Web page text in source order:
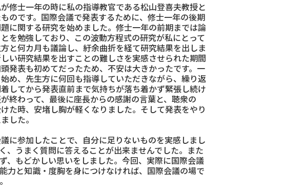
修士一年の時に私の指導教官である松山登喜夫教授と
のです。国際会議で発表するために、修士一年の後期
に関する研究を始めました。修士一年の前期までは論
を勉強しており、この波動方程式の研究が私にとって
と何カ月も議論し、紆余曲折を経て研究結果を出しま
い研究結果を出すことの難しさを実感させられた期間
発表も初めてだったため、不安は大きかったです。一
め、先生方に何回も指導していただきながら、繰り返
してから発表直前まで気持ちが落ち着かず緊張し続け
終わって、最後に座長からの感謝の言葉と、聴衆の
た時、安堵し胸が軽くなりました。そして発表をやり
した。
に参加したことで、自分に足りないものを実感しまし
うまく質問に答えることが出来ませんでした。また
、もどかしい思いをしました。今回、実際に国際会議
力と知識・度胸を身につけなければ、国際会議の場で